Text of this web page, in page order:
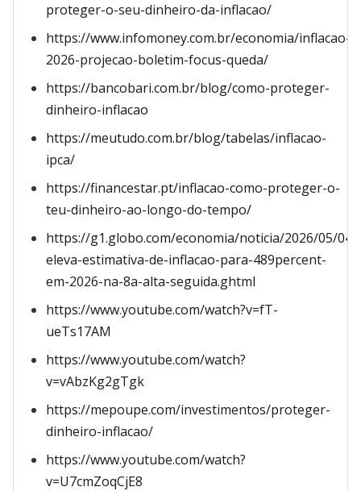
proteger-o-seu-dinheiro-da-inflacao/
https://www.infomoney.com.br/economia/inflacao-
2026-projecao-boletim-focus-queda/
https://bancobari.com.br/blog/como-proteger-
dinheiro-inflacao
https://meutudo.com.br/blog/tabelas/inflacao-
ipca/
https://financestar.pt/inflacao-como-proteger-o-
teu-dinheiro-ao-longo-do-tempo/
https://g1.globo.com/economia/noticia/2026/05/04/
eleva-estimativa-de-inflacao-para-489percent-
em-2026-na-8a-alta-seguida.ghtml
https://www.youtube.com/watch?v=fT-
ueTs17AM
https://www.youtube.com/watch?
v=vAbzKg2gTgk
https://mepoupe.com/investimentos/proteger-
dinheiro-inflacao/
https://www.youtube.com/watch?
v=U7cmZoqCjE8